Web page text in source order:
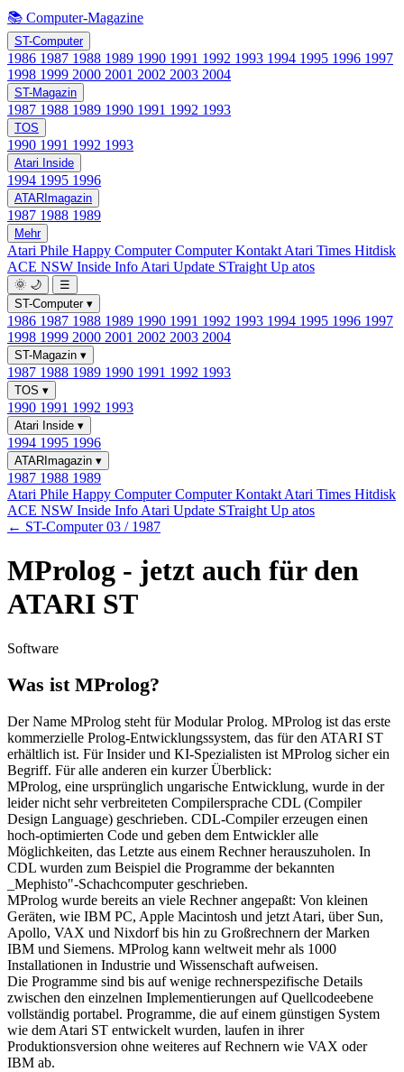
📚 Computer-Magazine
ST-Computer
1986 1987 1988 1989 1990 1991 1992 1993 1994 1995 1996 1997
1998 1999 2000 2001 2002 2003 2004
ST-Magazin
1987 1988 1989 1990 1991 1992 1993
TOS
1990 1991 1992 1993
Atari Inside
1994 1995 1996
ATARImagazin
1987 1988 1989
Mehr
Atari Phile Happy ComputerComputer Kontakt Atari Times Hitdisk
ACE NSW Inside Info Atari Update STraight Up atos
🌞 🌙
☰
ST-Computer ▾
1986 1987 1988 1989 1990 1991 1992 1993 1994 1995 1996 1997
1998 1999 2000 2001 2002 2003 2004
ST-Magazin ▾
1987 1988 1989 1990 1991 1992 1993
TOS ▾
1990 1991 1992 1993
Atari Inside ▾
1994 1995 1996
ATARImagazin ▾
1987 1988 1989
Atari Phile Happy ComputerComputer Kontakt Atari Times Hitdisk
ACE NSW Inside Info Atari Update STraight Up atos
← ST-Computer 03 / 1987
MProlog - jetzt auch für den
ATARI ST
Software
Was ist MProlog?
Der Name MProlog steht für Modular Prolog. MProlog ist das erste
kommerzielle Prolog-Entwicklungssystem, das für den ATARI ST
erhältlich ist. Für Insider und KI-Spezialisten ist MProlog sicher ein
Begriff. Für alle anderen ein kurzer Überblick:
MProlog, eine ursprünglich ungarische Entwicklung, wurde in der
leider nicht sehr verbreiteten Compilersprache CDL (Compiler
Design Language) geschrieben. CDL-Compiler erzeugen einen
hoch-optimierten Code und geben dem Entwickler alle
Möglichkeiten, das Letzte aus einem Rechner herauszuholen. In
CDL wurden zum Beispiel die Programme der bekannten
_Mephisto"-Schachcomputer geschrieben.
MProlog wurde bereits an viele Rechner angepaßt: Von kleinen
Geräten, wie IBM PC, Apple Macintosh und jetzt Atari, über Sun,
Apollo, VAX und Nixdorf bis hin zu Großrechnern der Marken
IBM und Siemens. MProlog kann weltweit mehr als 1000
Installationen in Industrie und Wissenschaft aufweisen.
Die Programme sind bis auf wenige rechnerspezifische Details
zwischen den einzelnen Implementierungen auf Quellcodeebene
vollständig portabel. Programme, die auf einem günstigen System
wie dem Atari ST entwickelt wurden, laufen in ihrer
Produktionsversion ohne weiteres auf Rechnern wie VAX oder
IBM ab.